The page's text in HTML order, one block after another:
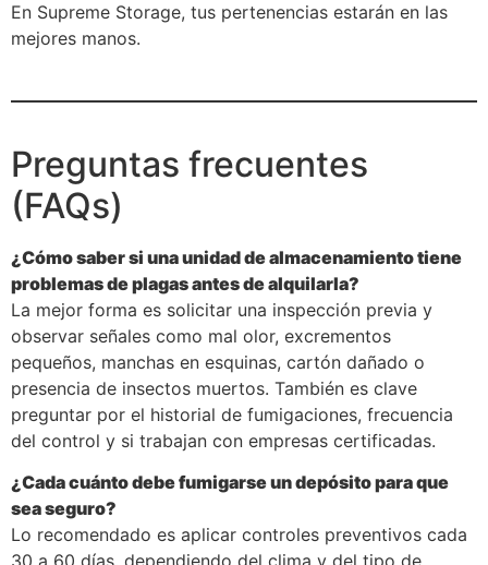
En Supreme Storage, tus pertenencias estarán en las
mejores manos.
Preguntas frecuentes
(FAQs)
¿Cómo saber si una unidad de almacenamiento tiene
problemas de plagas antes de alquilarla?
La mejor forma es solicitar una inspección previa y
observar señales como mal olor, excrementos
pequeños, manchas en esquinas, cartón dañado o
presencia de insectos muertos. También es clave
preguntar por el historial de fumigaciones, frecuencia
del control y si trabajan con empresas certificadas.
¿Cada cuánto debe fumigarse un depósito para que
sea seguro?
Lo recomendado es aplicar controles preventivos cada